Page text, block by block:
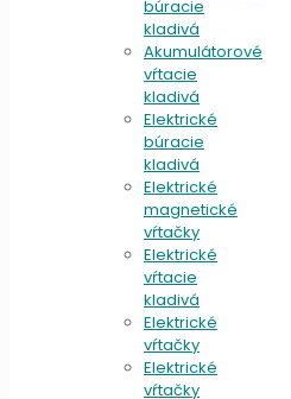
búracie
kladivá
Akumulátorové
vŕtacie
kladivá
Elektrické
búracie
kladivá
Elektrické
magnetické
vŕtačky
Elektrické
vŕtacie
kladivá
Elektrické
vŕtačky
Elektrické
vŕtačky